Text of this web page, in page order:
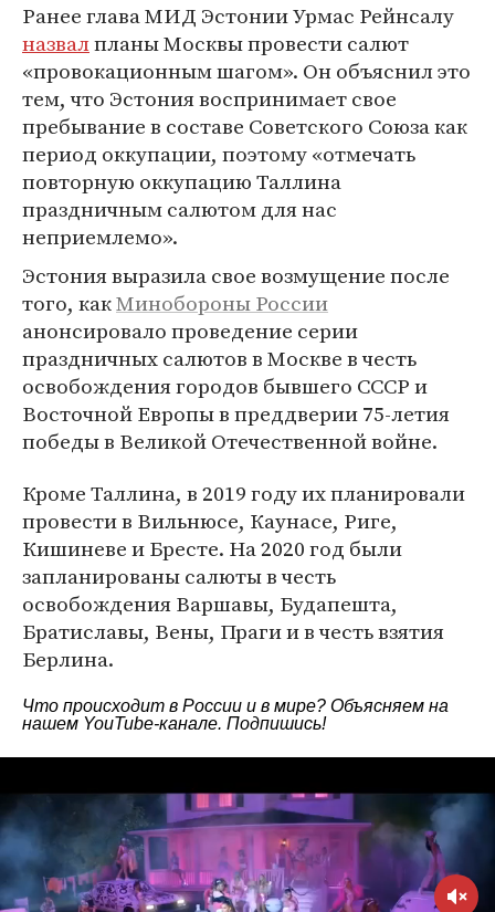
Ранее глава МИД Эстонии Урмас Рейнсалу
назвалпланы Москвы провести салют
«провокационным шагом». Он объяснил это
тем, что Эстония воспринимает свое
пребывание в составе Советского Союза как
период оккупации, поэтому «отмечать
повторную оккупацию Таллина
праздничным салютом для нас
неприемлемо».
Эстония выразила свое возмущение после
того, какМинобороны России
анонсировало проведение серии
праздничных салютов в Москве в честь
освобождения городов бывшего СССР и
Восточной Европы в преддверии 75-летия
победы в Великой Отечественной войне.
Кроме Таллина, в 2019 году их планировали
провести в Вильнюсе, Каунасе, Риге,
Кишиневе и Бресте. На 2020 год были
запланированы салюты в честь
освобождения Варшавы, Будапешта,
Братиславы, Вены, Праги и в честь взятия
Берлина.
Что происходит в России и в мире? Объясняем на
нашем YouTube-канале. Подпишись!